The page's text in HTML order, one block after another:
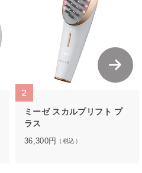
2
ミーゼ スカルプリフト プ
ラス
36,300円 （税込）